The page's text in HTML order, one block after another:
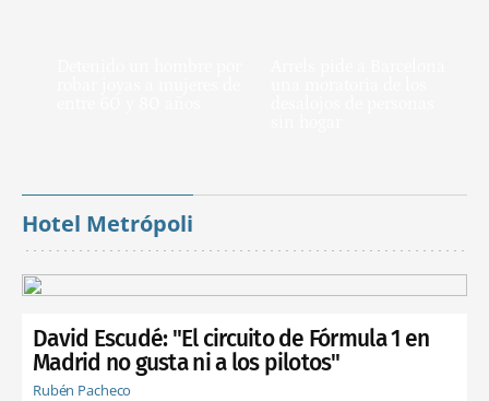
Hotel Metrópoli
David Escudé: "El circuito de Fórmula 1 en
Madrid no gusta ni a los pilotos"
Rubén Pacheco